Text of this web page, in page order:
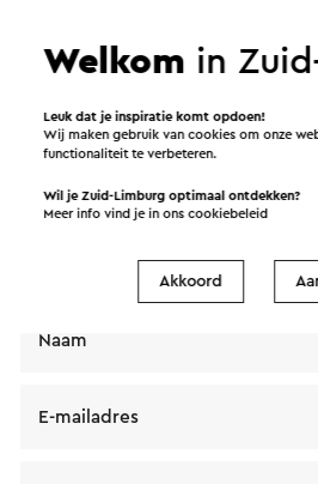
Verstuur een mail naar
Je bericht wordt na een klik
verstuurd. In onze privacy
Zuid-Limburg met jouw
Naam
E-mailadres
Welkom in
Leuk dat je inspiratie komt opdoen!
Wij maken gebruik van cookies om onze
functionaliteit te verbeteren.
Wil je Zuid-Limburg optimaal ontdekken?
Meer info vind je in onscookiebeleid
Akkoord